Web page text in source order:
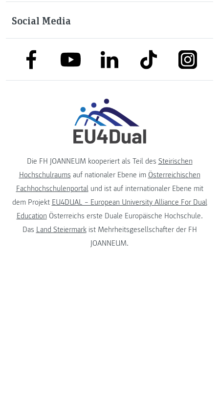
Social Media
link to facebooklink to youtubelink to linkedinlink to tiktok link to
Die FH JOANNEUM kooperiert als Teil des Steirischen
Hochschulraums auf nationaler Ebene im Österreichischen
Fachhochschulenportalund ist auf internationaler Ebene mit
dem Projekt EU4DUAL – European University Alliance For Dual
Education Österreichs erste Duale Europäische Hochschule.
Das Land Steiermarkist Mehrheitsgesellschafter der FH
JOANNEUM.